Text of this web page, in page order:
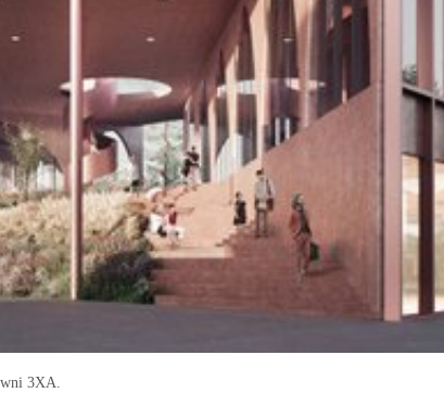
3XA.